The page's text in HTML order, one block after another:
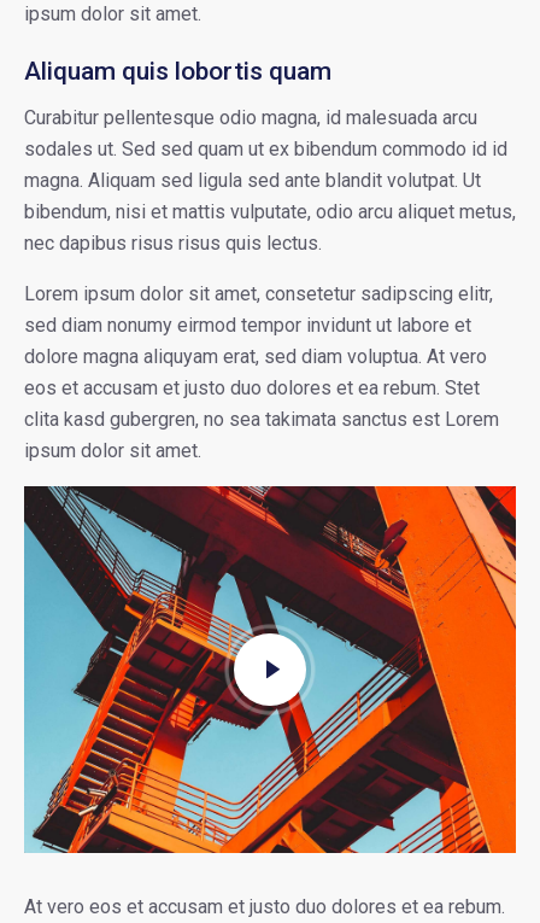
ipsum dolor sit amet.
Aliquam quis lobortis quam
Curabitur pellentesque odio magna, id malesuada arcu
sodales ut. Sed sed quam ut ex bibendum commodo id id
magna. Aliquam sed ligula sed ante blandit volutpat. Ut
bibendum, nisi et mattis vulputate, odio arcu aliquet metus,
nec dapibus risus risus quis lectus.
Lorem ipsum dolor sit amet, consetetur sadipscing elitr,
sed diam nonumy eirmod tempor invidunt ut labore et
dolore magna aliquyam erat, sed diam voluptua. At vero
eos et accusam et justo duo dolores et ea rebum. Stet
clita kasd gubergren, no sea takimata sanctus est Lorem
ipsum dolor sit amet.
At vero eos et accusam et justo duo dolores et ea rebum.